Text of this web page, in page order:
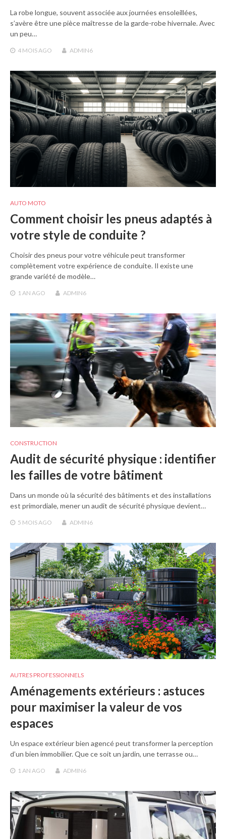
La robe longue, souvent associée aux journées ensoleillées,
s’avère être une pièce maîtresse de la garde-robe hivernale. Avec
un peu…
4 MOIS AGO ADMIN6
AUTO MOTO
Comment choisir les pneus adaptés à
votre style de conduite ?
Choisir des pneus pour votre véhicule peut transformer
complètement votre expérience de conduite. Il existe une
grande variété de modèle…
1 AN AGO ADMIN6
CONSTRUCTION
Audit de sécurité physique : identifier
les failles de votre bâtiment
Dans un monde où la sécurité des bâtiments et des installations
est primordiale, mener un audit de sécurité physique devient…
5 MOISAGO ADMIN6
AUTRES PROFESSIONNELS
Aménagements extérieurs : astuces
pour maximiser la valeur de vos
espaces
Un espace extérieur bien agencé peut transformer la perception
d’un bien immobilier. Que ce soit un jardin, une terrasse ou…
1 AN AGO ADMIN6